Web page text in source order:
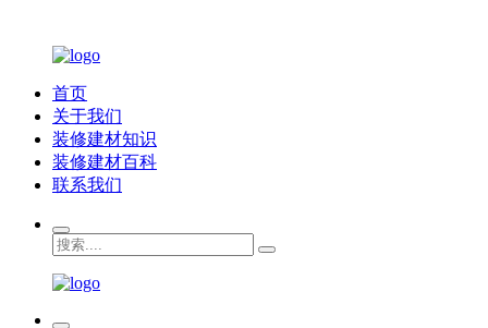
首页
关于我们
装修建材知识
装修建材百科
联系我们